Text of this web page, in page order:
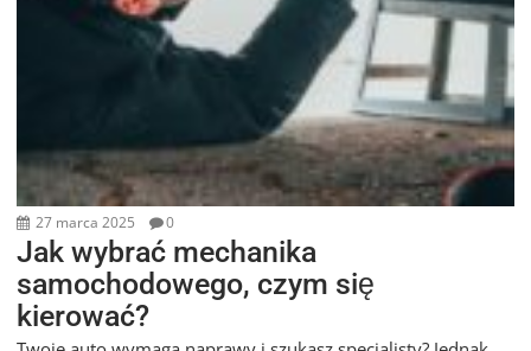
27 marca 2025 0
Jak wybrać mechanika
samochodowego, czym się
kierować?